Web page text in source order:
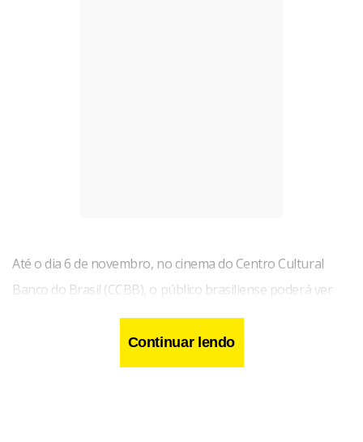
Até o dia 6 de novembro, no cinema do Centro Cultural
Banco do Brasil (CCBB), o público brasiliense poderá ver
filmes de diferentes estilos e formatos com essa temática.
São produções de ficção, documentários e videoclipes em
30 longas e 13 curtas-metragens, além de filmes e vídeos
Continuar lendo